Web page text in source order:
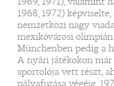
1968, 1972)
nemzetközi nagy
mexikóvárosi
Münchenben pedig a
A nyári játékokon
sportolója vett részt,
pályafutása végéig,